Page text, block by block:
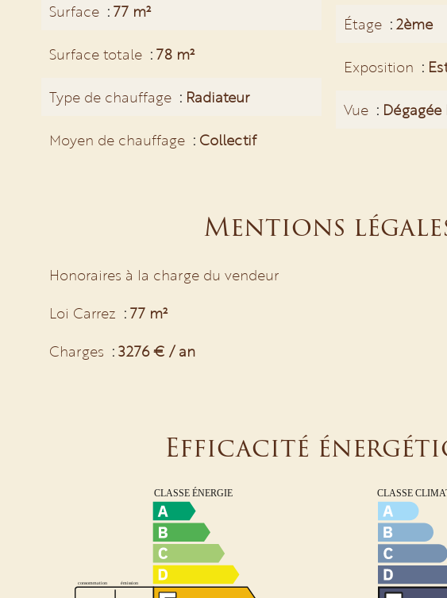
Surface 77 m²
Surface totale 78 m²
Type de chauffage Radiateur
Moyen de chauffage Collectif
Étage 2ème
Exposition
Vue
Mentions
Honoraires à la charge du vendeur
Loi Carrez
77 m²
Charges
3276 € / an
Efficacité